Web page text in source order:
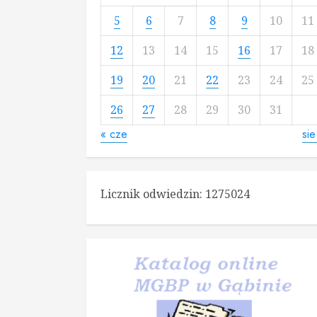
5 6 7 8 9 10
11
12
13 14 15 16 17
18
19
20 21 22 23 24
25
26
27 28 29 30 31
« cze
Licznik odwiedzin: 1275024